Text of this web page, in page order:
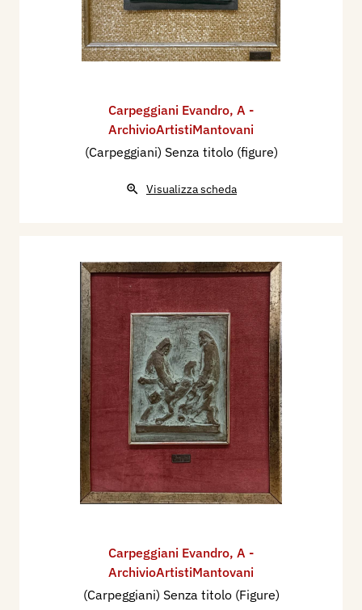
Carpeggiani Evandro, A -
ArchivioArtistiMantovani
(Carpeggiani) Senza titolo (figure)
Visualizza scheda
Carpeggiani Evandro, A -
ArchivioArtistiMantovani
(Carpeggiani) Senza titolo (Figure)